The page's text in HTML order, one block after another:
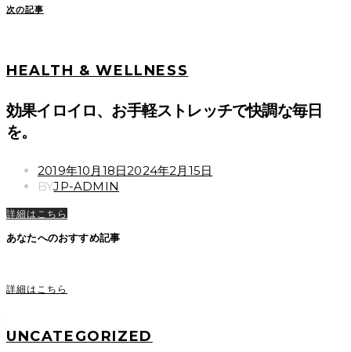
次の記事
HEALTH & WELLNESS
効果イロイロ、お手軽ストレッチで快調な毎日
を。
POSTED
ON
2019年10月18日2024年2月15日
BYJP-ADMIN
詳細はこちら
あなたへのおすすめ記事
詳細はこちら
UNCATEGORIZED